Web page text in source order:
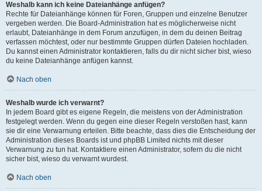
Weshalb kann ich keine Dateianhänge anfügen?
Rechte für Dateianhänge können für Foren, Gruppen und einzelne Benutzer
vergeben werden. Die Board-Administration hat es möglicherweise nicht
erlaubt, Dateianhänge in dem Forum anzufügen, in dem du deinen Beitrag
verfassen möchtest, oder nur bestimmte Gruppen dürfen Dateien hochladen.
Du kannst einen Administrator kontaktieren, falls du dir nicht sicher bist, wieso
du keine Dateianhänge anfügen kannst.
Nach oben
Weshalb wurde ich verwarnt?
In jedem Board gibt es eigene Regeln, die meistens von der Administration
festgelegt werden. Wenn du gegen eine dieser Regeln verstoßen hast, kann
sie dir eine Verwarnung erteilen. Bitte beachte, dass dies die Entscheidung der
Administration dieses Boards ist und phpBB Limited nichts mit dieser
Verwarnung zu tun hat. Kontaktiere einen Administrator, sofern du die nicht
sicher bist, wieso du verwarnt wurdest.
Nach oben